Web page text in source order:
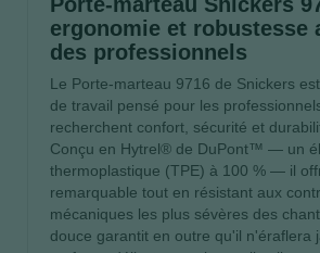
ergonomie et robustesse
des professionnels
Le Porte-marteau 9716 de Snickers
de travail pensé pour les
recherchent confort, sécurité et
Conçu en Hytrel® de DuPont™ — un
thermoplastique (TPE) à 100 % — il
remarquable tout en résistant aux
mécaniques les plus sévères des
douce garantit en outre qu'il n'éraflera